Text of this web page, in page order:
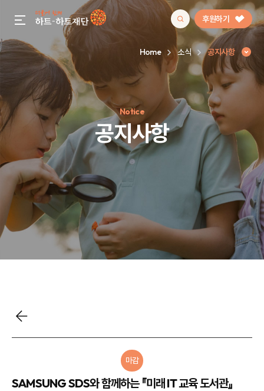
gnb menu open 후원하기
인기 키워드
#정기후원#하트플레이스#캠페인#팬덤후원
Home 소식 공지사항
Notice
공지사항
마감
SAMSUNG SDS와 함께하는 『미래 IT 교육 도서관』